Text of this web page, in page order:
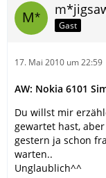
Gast
17. Mai 2010 um 22:59
AW: Nokia 6101
Du willst mir
gewartet hast,
gestern ja schon
warten..
Unglaublich^^